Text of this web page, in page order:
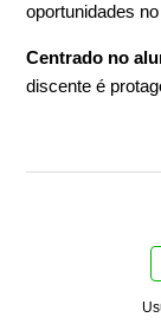
oportunidades
Centrado no
discente é